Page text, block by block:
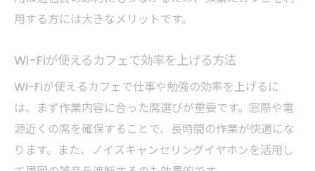
用する方には大きなメリットです。
Wi-Fiが使えるカフェで効率を上げる方法
Wi-Fiが使えるカフェで仕事や勉強の効率を上げるに
は、まず作業内容に合った席選びが重要です。窓際や電
源近くの席を確保することで、長時間の作業が快適にな
ります。また、ノイズキャンセリングイヤホンを活用し